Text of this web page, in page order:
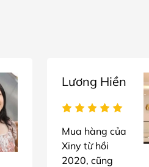
Lương Hiền
Mua hàng của
Xiny từ hồi
2020, cũng